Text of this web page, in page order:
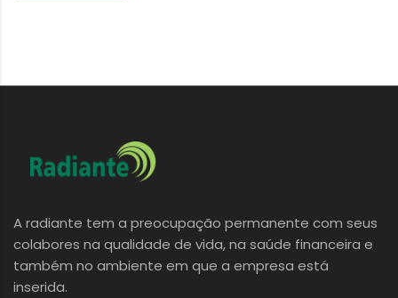
A radiante tem a preocupação permanente com seus
colabores na qualidade de vida, na saúde financeira e
também no ambiente em que a empresa está
inserida.